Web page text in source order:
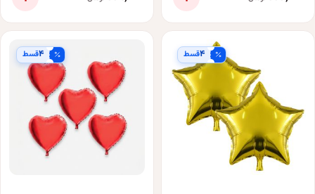
۴قسط ۴قسط